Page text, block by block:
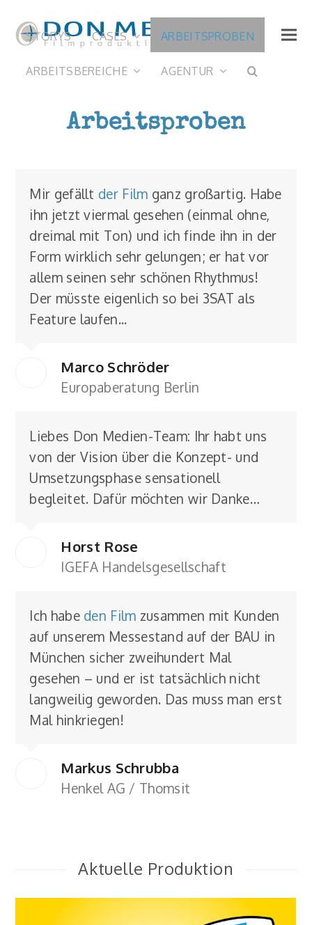
STORYS CASES ARBEITSPROBEN
ARBEITSBEREICHE AGENTUR
Arbeitsproben
Mir gefällt der Film ganz großartig. Habe
ihn jetzt viermal gesehen (einmal ohne,
dreimal mit Ton) und ich finde ihn in der
Form wirklich sehr gelungen; er hat vor
allem seinen sehr schönen Rhythmus!
Der müsste eigenlich so bei 3SAT als
Feature laufen...
Marco Schröder
Europaberatung Berlin
Liebes Don Medien-Team: Ihr habt uns
von der Vision über die Konzept- und
Umsetzungsphase sensationell
begleitet. Dafür möchten wir Danke…
Horst Rose
IGEFA Handelsgesellschaft
Ich habe den Film zusammen mit Kunden
auf unserem Messestand auf der BAU in
München sicher zweihundert Mal
gesehen – und er ist tatsächlich nicht
langweilig geworden. Das muss man erst
Mal hinkriegen!
Markus Schrubba
Henkel AG / Thomsit
Aktuelle Produktion